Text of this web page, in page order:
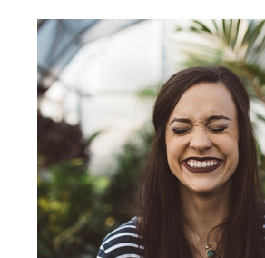
POCZYTAĆ?
PODCAST